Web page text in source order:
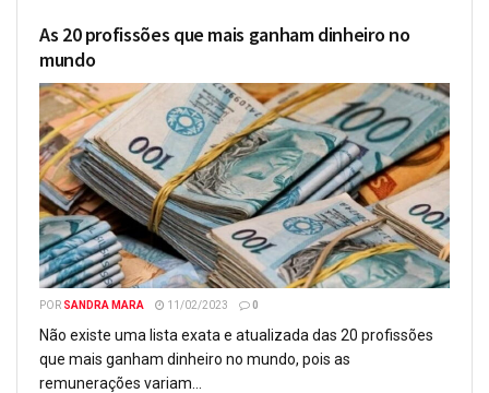
As 20 profissões que mais ganham dinheiro no
mundo
POR SANDRA MARA 11/02/2023 0
Não existe uma lista exata e atualizada das 20 profissões
que mais ganham dinheiro no mundo, pois as
remunerações variam...